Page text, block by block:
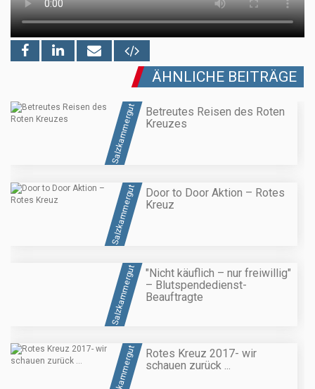
ÄHNLICHE BEITRÄGE
Salzkammergut
Betreutes Reisen des Roten
Kreuzes
Salzkammergut
Door to Door Aktion – Rotes
Kreuz
Salzkammergut
"Nicht käuflich – nur freiwillig"
– Blutspendedienst-
Beauftragte
Salzkammergut
Rotes Kreuz 2017- wir
schauen zurück ...